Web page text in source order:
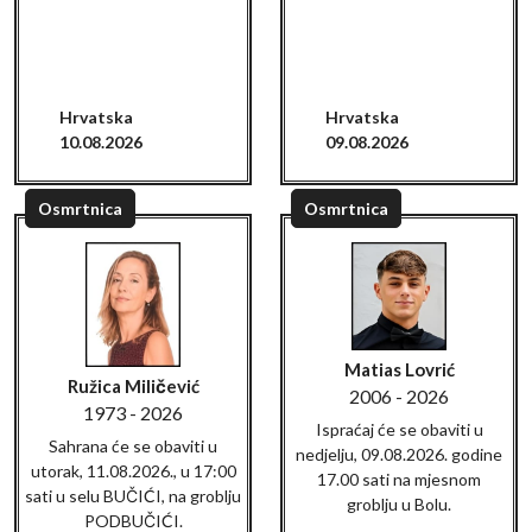
Hrvatska
10.08.2026
Hrvatska
09.08.2026
Osmrtnica
Ružica Miličević
1973 - 2026
Sahrana će se obaviti u
utorak, 11.08.2026., u 17:00
sati u selu BUČIĆI, na groblju
PODBUČIĆI.
Osmrtnica
Matias Lovrić
2006 - 2026
Ispraćaj će se obaviti u
nedjelju, 09.08.2026. godine
17.00 sati na mjesnom
groblju u Bolu.